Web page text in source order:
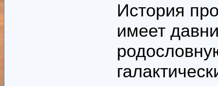
История
имеет